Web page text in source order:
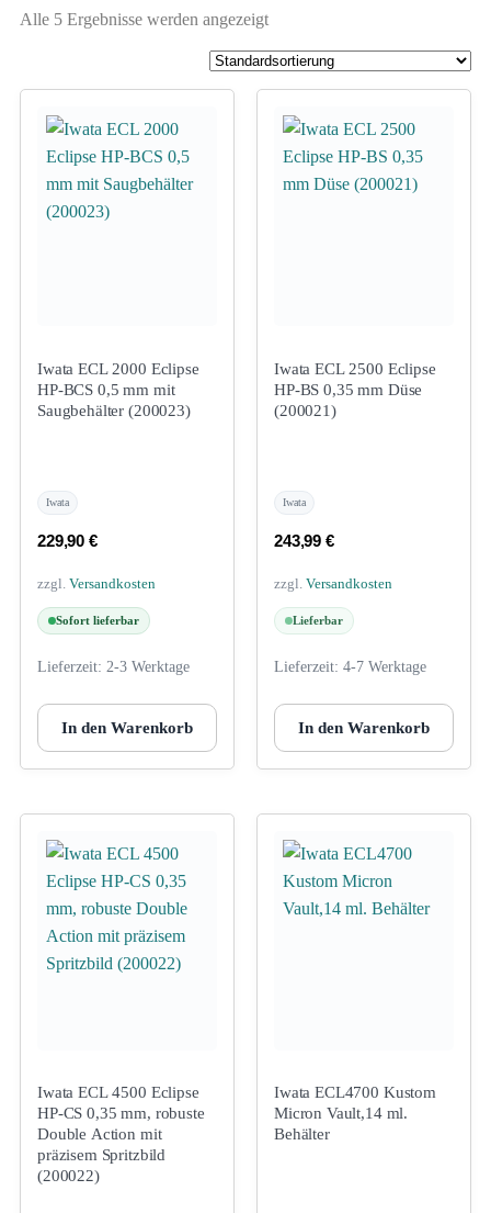
Alle 5 Ergebnisse werden angezeigt
Iwata ECL 2000 Eclipse
HP-BCS 0,5 mm mit
Saugbehälter (200023)
Iwata
229,90 €
zzgl. Versandkosten
Sofort lieferbar
Lieferzeit: 2-3 Werktage
In den Warenkorb
Iwata ECL 2500 Eclipse
HP-BS 0,35 mm Düse
(200021)
Iwata
243,99 €
zzgl. Versandkosten
Lieferbar
Lieferzeit: 4-7 Werktage
In den Warenkorb
Iwata ECL 4500 Eclipse
HP-CS 0,35 mm, robuste
Double Action mit
präzisem Spritzbild
(200022)
Iwata ECL4700 Kustom
Micron Vault,14 ml.
Behälter